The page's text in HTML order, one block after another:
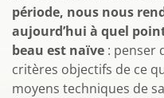
période, nous nous
aujourd’hui à quel
beau est naïve : penser
critères objectifs de ce
moyens techniques de